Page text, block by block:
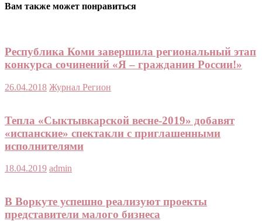
Вам также может понравиться
Республика Коми завершила региональный этап
конкурса сочинений «Я – гражданин России!»
26.04.2018 Журнал Регион
Тепла «Сыктывкарской весне-2019» добавят
«испанские» спектакли с приглашенными
исполнителями
18.04.2019 admin
В Воркуте успешно реализуют проекты
представители малого бизнеса